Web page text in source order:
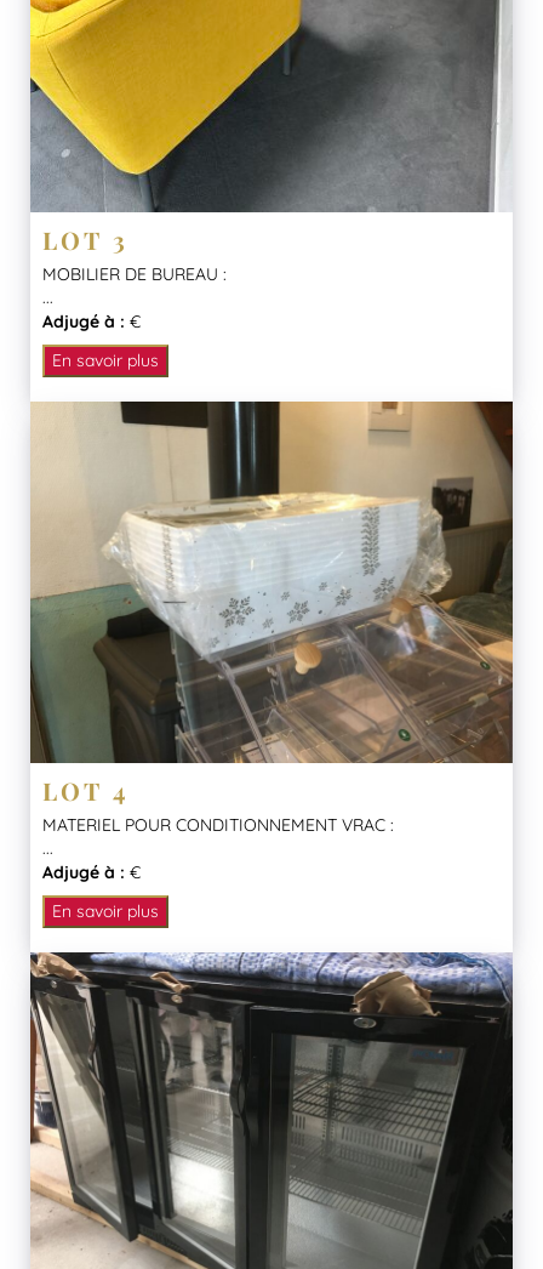
LOT 3
MOBILIER DE BUREAU :
...
Adjugé à : €
En savoir plus
LOT 4
MATERIEL POUR CONDITIONNEMENT VRAC :
...
Adjugé à : €
En savoir plus